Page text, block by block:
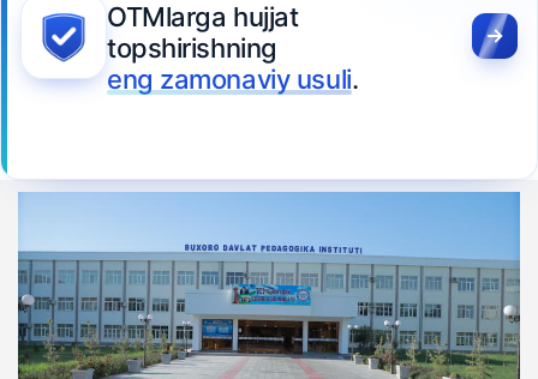
OTMlarga hujjat
topshirishning
eng zamonaviy usuli.